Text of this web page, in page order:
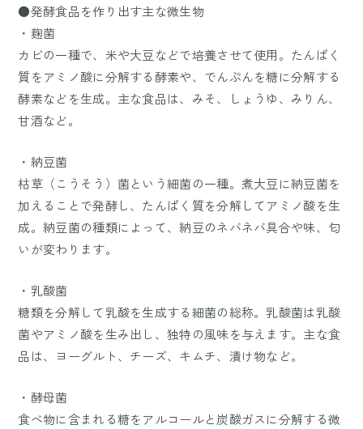
●発酵食品を作り出す主な微生物
・麹菌
カビの一種で、米や大豆などで培養させて使用。たんぱく
質をアミノ酸に分解する酵素や、でんぷんを糖に分解する
酵素などを生成。主な食品は、みそ、しょうゆ、みりん、
甘酒など。
・納豆菌
枯草（こうそう）菌という細菌の一種。煮大豆に納豆菌を
加えることで発酵し、たんぱく質を分解してアミノ酸を生
成。納豆菌の種類によって、納豆のネバネバ具合や味、匂
いが変わります。
・乳酸菌
糖類を分解して乳酸を生成する細菌の総称。乳酸菌は乳酸
菌やアミノ酸を生み出し、独特の風味を与えます。主な食
品は、ヨーグルト、チーズ、キムチ、漬け物など。
・酵母菌
食べ物に含まれる糖をアルコールと炭酸ガスに分解する微